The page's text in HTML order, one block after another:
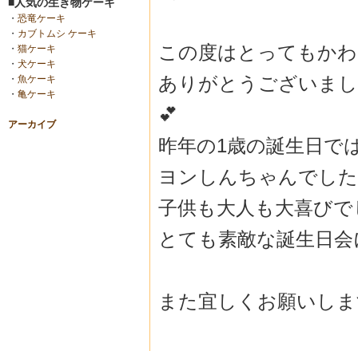
・ 恐竜ケーキ
・ カブトムシ ケーキ
・ 猫ケーキ
・ 犬ケーキ
・ 魚ケーキ
・ 亀ケーキ
アーカイブ
この度はとってもか
ありがとうございま
💕
昨年の1歳の誕生日で
ヨンしんちゃんでし
子供も大人も大喜び
とても素敵な誕生日
また宜しくお願いし